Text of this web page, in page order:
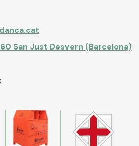
San Just Desvern (Barcelona)